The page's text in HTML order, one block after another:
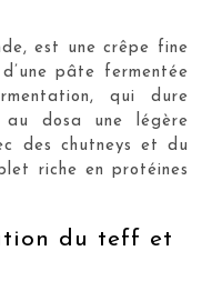
est une crêpe fine
pâte fermentée
qui dure
au dosa une légère
des chutneys et du
riche en protéines
du teff et